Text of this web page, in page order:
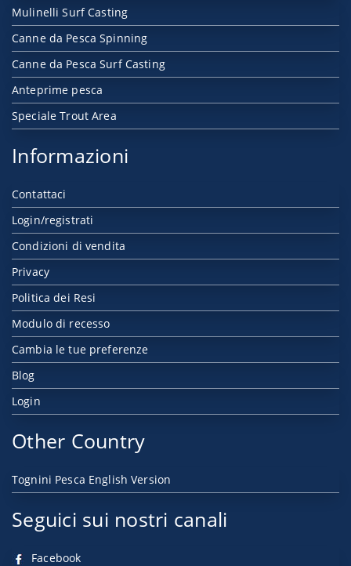
Mulinelli Surf Casting
Canne da Pesca Spinning
Canne da Pesca Surf Casting
Anteprime pesca
Speciale Trout Area
Informazioni
Contattaci
Login/registrati
Condizioni di vendita
Privacy
Politica dei Resi
Modulo di recesso
Cambia le tue preferenze
Blog
Login
Other Country
Tognini Pesca English Version
Seguici sui nostri canali
Facebook